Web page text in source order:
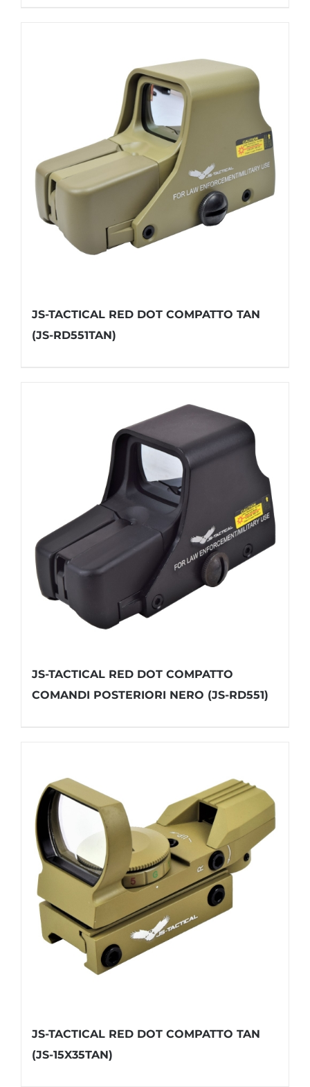
JS-TACTICAL RED DOT COMPATTO TAN
(JS-RD551TAN)
JS-TACTICAL RED DOT COMPATTO
COMANDI POSTERIORI NERO (JS-RD551)
JS-TACTICAL RED DOT COMPATTO TAN
(JS-15X35TAN)